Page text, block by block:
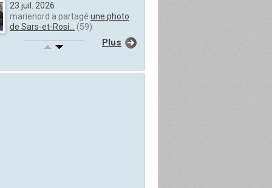
23 juil. 2026
marienord a partagé une photo
de Sars-et-Rosi...
(59)
23 juil. 2026
Plus